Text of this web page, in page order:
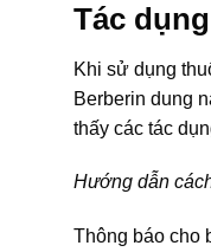
Tác
Khi sử dụng
Berberin dung
thấy các tác
Hướng dẫn
Thông báo cho